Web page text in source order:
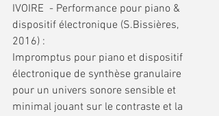
IVOIRE  - Performance pour piano &
dispositif électronique (S.Bissières,
2016) :
Impromptus pour piano et dispositif
électronique de synthèse granulaire
pour un univers sonore sensible et
minimal jouant sur le contraste et la